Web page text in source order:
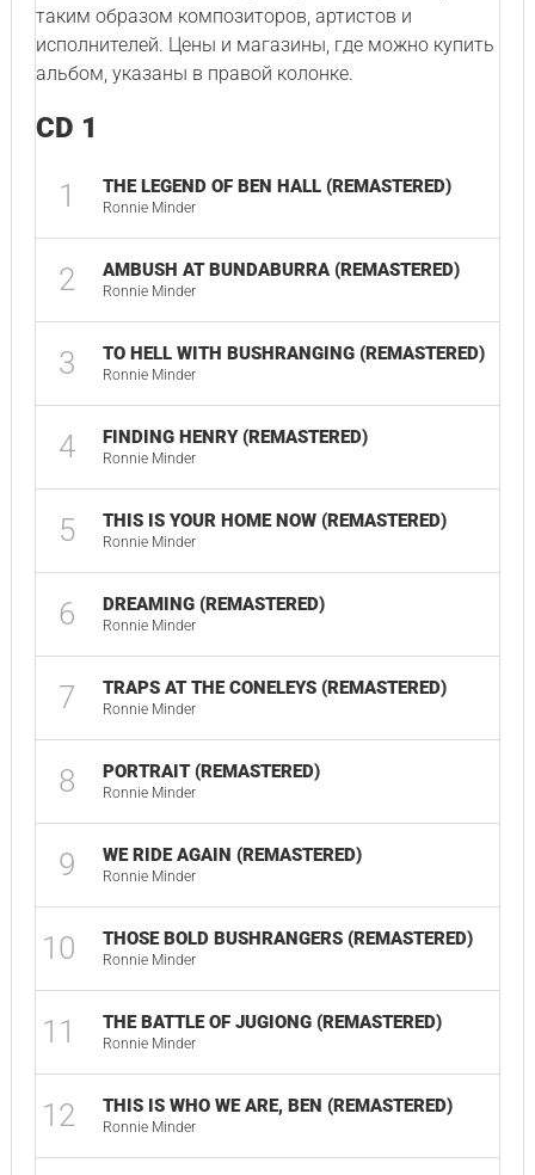
таким образом композиторов, артистов и
исполнителей. Цены и магазины, где можно купить
альбом, указаны в правой колонке.
CD 1
1 THE LEGEND OF BEN HALL (REMASTERED)
Ronnie Minder
2 AMBUSH AT BUNDABURRA (REMASTERED)
Ronnie Minder
3 TO HELL WITH BUSHRANGING (REMASTERED)
Ronnie Minder
4 FINDING HENRY (REMASTERED)
Ronnie Minder
5 THIS IS YOUR HOME NOW (REMASTERED)
Ronnie Minder
6 DREAMING (REMASTERED)
Ronnie Minder
7 TRAPS AT THE CONELEYS (REMASTERED)
Ronnie Minder
8 PORTRAIT (REMASTERED)
Ronnie Minder
9 WE RIDE AGAIN (REMASTERED)
Ronnie Minder
10 THOSE BOLD BUSHRANGERS (REMASTERED)
Ronnie Minder
11 THE BATTLE OF JUGIONG (REMASTERED)
Ronnie Minder
12 THIS IS WHO WE ARE, BEN (REMASTERED)
Ronnie Minder